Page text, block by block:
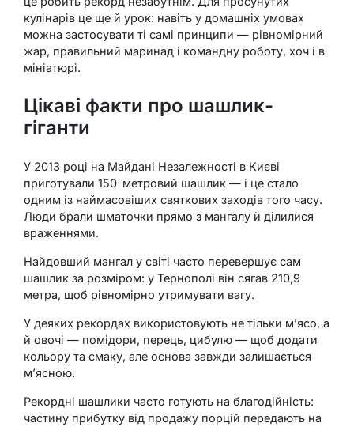
кулінарів це ще й урок: навіть у домашніх умовах
можна застосувати ті самі принципи — рівномірний
жар, правильний маринад і командну роботу, хоч і в
мініатюрі.
Цікаві факти про шашлик-
гіганти
У 2013 році на Майдані Незалежності в Києві
приготували 150-метровий шашлик — і це стало
одним із наймасовіших святкових заходів того часу.
Люди брали шматочки прямо з мангалу й ділилися
враженнями.
Найдовший мангал у світі часто перевершує сам
шашлик за розміром: у Тернополі він сягав 210,9
метра, щоб рівномірно утримувати вагу.
У деяких рекордах використовують не тільки м’ясо, а
й овочі — помідори, перець, цибулю — щоб додати
кольору та смаку, але основа завжди залишається
м’ясною.
Рекордні шашлики часто готують на благодійність:
частину прибутку від продажу порцій передають на